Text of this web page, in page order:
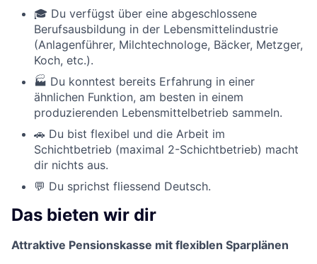
🎓 Du verfügst über eine abgeschlossene
Berufsausbildung in der Lebensmittelindustrie
(Anlagenführer, Milchtechnologe, Bäcker, Metzger,
Koch, etc.).
🏭 Du konntest bereits Erfahrung in einer
ähnlichen Funktion, am besten in einem
produzierenden Lebensmittelbetrieb sammeln.
🚗 Du bist flexibel und die Arbeit im
Schichtbetrieb (maximal 2-Schichtbetrieb) macht
dir nichts aus.
💬 Du sprichst fliessend Deutsch.
Das bieten wir dir
Attraktive Pensionskasse mit flexiblen Sparplänen